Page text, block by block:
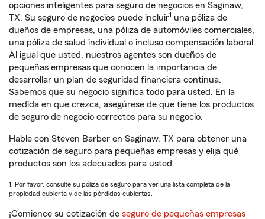
opciones inteligentes para seguro de negocios en Saginaw,
TX. Su seguro de negocios puede incluir1 una póliza de
dueños de empresas, una póliza de automóviles comerciales,
una póliza de salud individual o incluso compensación laboral.
Al igual que usted, nuestros agentes son dueños de
pequeñas empresas que conocen la importancia de
desarrollar un plan de seguridad financiera continua.
Sabemos que su negocio significa todo para usted. En la
medida en que crezca, asegúrese de que tiene los productos
de seguro de negocio correctos para su negocio.
Hable con Steven Barber en Saginaw, TX para obtener una
cotización de seguro para pequeñas empresas y elija qué
productos son los adecuados para usted.
1. Por favor, consulte su póliza de seguro para ver una lista completa de la
propiedad cubierta y de las pérdidas cubiertas.
¡Comience su cotización de seguro de pequeñas empresas